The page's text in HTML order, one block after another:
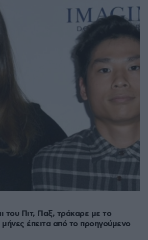
του Πιτ, Παξ, τράκαρε με το
έπειτα από το προηγούμενο